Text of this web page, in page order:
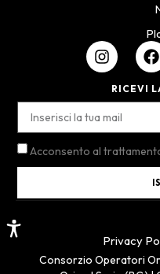
RICEVI
Acconsento al
Privacy
Consorzio Operatori